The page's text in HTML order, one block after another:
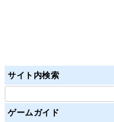
サイト内検索
ゲームガイド